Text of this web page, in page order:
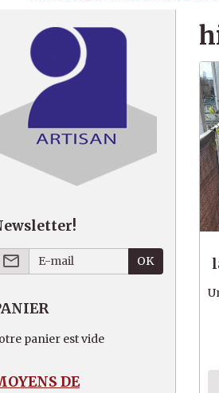
OK
panier est vide
DE